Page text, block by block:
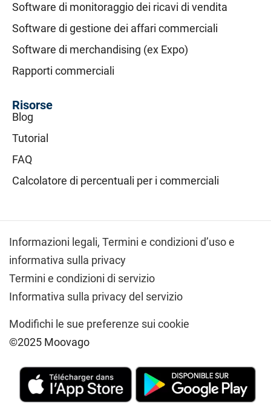
Software di monitoraggio dei ricavi di vendita
Software di gestione dei affari commerciali
Software di merchandising (ex Expo)
Rapporti commerciali
Risorse
Blog
Tutorial
FAQ
Calcolatore di percentuali per i commerciali
Informazioni legali, Termini e condizioni d’uso e
informativa sulla privacy
Termini e condizioni di servizio
Informativa sulla privacy del servizio
Modifichi le sue preferenze sui cookie
©2025 Moovago